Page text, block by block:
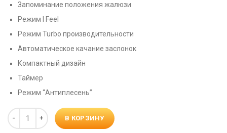
Запоминание положения жалюзи
Режим I Feel
Режим Turbo производительности
Автоматическое качание заслонок
Компактный дизайн
Таймер
Режим “Антиплесень”
Количество
В КОРЗИНУ